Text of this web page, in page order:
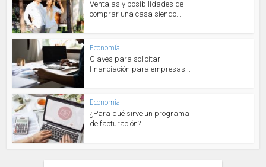
Ventajas y posibilidades de
comprar una casa siendo...
Economía
Claves para solicitar
financiación para empresas...
Economía
¿Para qué sirve un programa
de facturación?